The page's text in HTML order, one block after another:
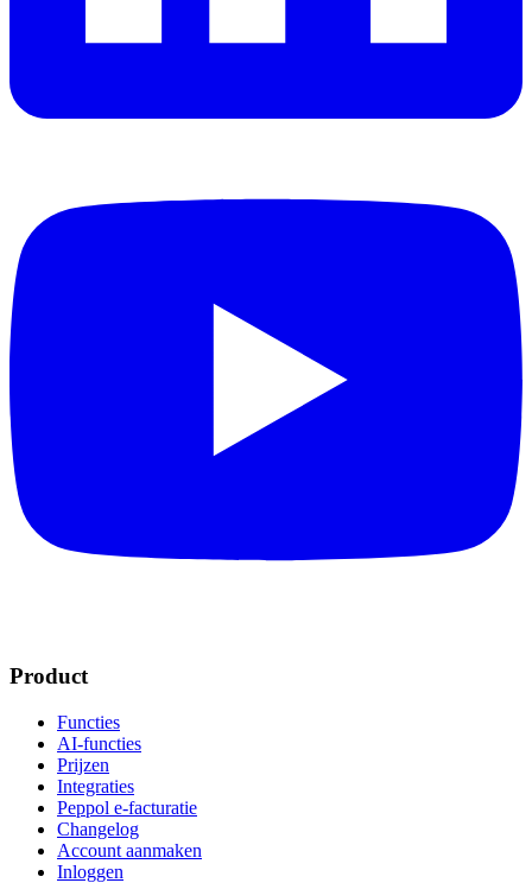
Product
Functies
AI-functies
Prijzen
Integraties
Peppol e-facturatie
Changelog
Account aanmaken
Inloggen